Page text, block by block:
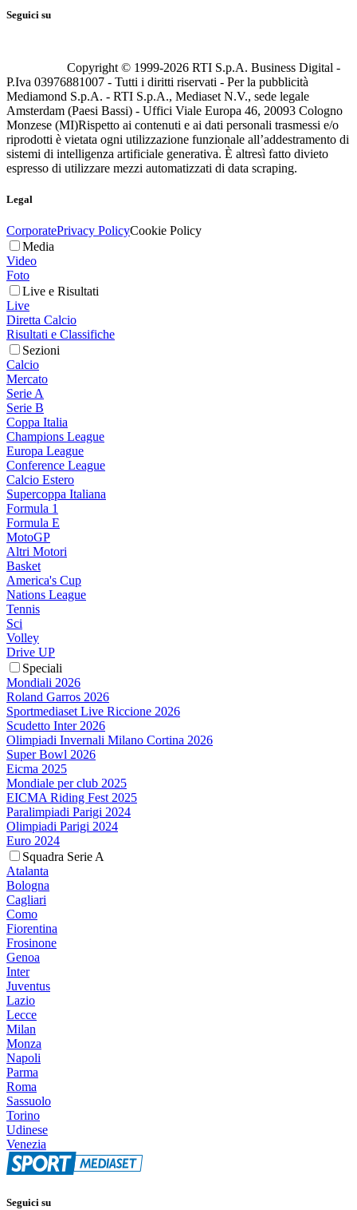
Seguici su
Copyright © 1999-2026 RTI S.p.A. Business Digital -
P.Iva 03976881007 - Tutti i diritti riservati - Per la pubblicità
Mediamond S.p.A. - RTI S.p.A., Mediaset N.V., sede legale
Amsterdam (Paesi Bassi) - Uffici Viale Europa 46, 20093 Cologno
Monzese (MI)Rispetto ai contenuti e ai dati personali trasmessi e/o
riprodotti è vietata ogni utilizzazione funzionale all’addestramento di
sistemi di intelligenza artificiale generativa. È altresì fatto divieto
espresso di utilizzare mezzi automatizzati di data scraping.
Legal
CorporatePrivacy PolicyCookie Policy
Media
Video
Foto
Live e Risultati
Live
Diretta Calcio
Risultati e Classifiche
Sezioni
Calcio
Mercato
Serie A
Serie B
Coppa Italia
Champions League
Europa League
Conference League
Calcio Estero
Supercoppa Italiana
Formula 1
Formula E
MotoGP
Altri Motori
Basket
America's Cup
Nations League
Tennis
Sci
Volley
Drive UP
Speciali
Mondiali 2026
Roland Garros 2026
Sportmediaset Live Riccione 2026
Scudetto Inter 2026
Olimpiadi Invernali Milano Cortina 2026
Super Bowl 2026
Eicma 2025
Mondiale per club 2025
EICMA Riding Fest 2025
Paralimpiadi Parigi 2024
Olimpiadi Parigi 2024
Euro 2024
Squadra Serie A
Atalanta
Bologna
Cagliari
Como
Fiorentina
Frosinone
Genoa
Inter
Juventus
Lazio
Lecce
Milan
Monza
Napoli
Parma
Roma
Sassuolo
Torino
Udinese
Venezia
Seguici su